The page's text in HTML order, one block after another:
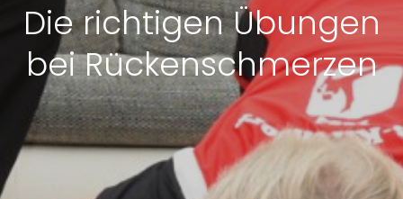
Die richtigen Übungen
bei Rückenschmerzen